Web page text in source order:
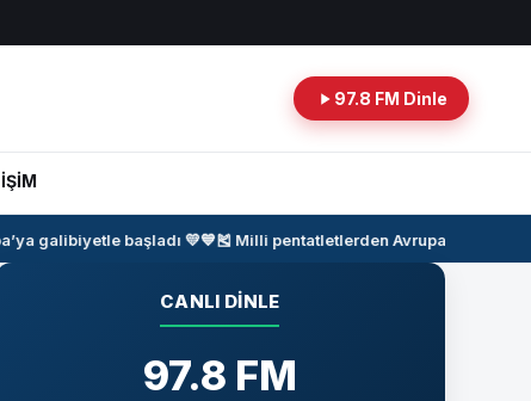
97.8 FM Dinle
galibiyetle başladı 💛💙🎽Milli pentatletlerden Avrupa
CANLI DINLE
97.8 FM